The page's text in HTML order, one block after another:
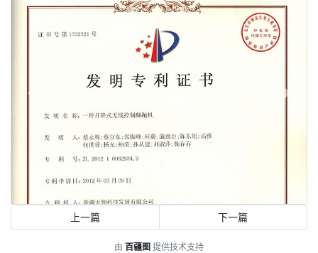
Next
上一篇 下一篇
由 百疆图 提供技术支持